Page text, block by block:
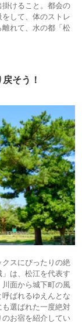
けること。都会の
して、体のストレ
れて、水の都「松
そう！
スにぴったりの絶
は、松江を代表す
面から城下町の風
ばれるゆえんとな
選ばれた一度絶対
お宿を紹介してい